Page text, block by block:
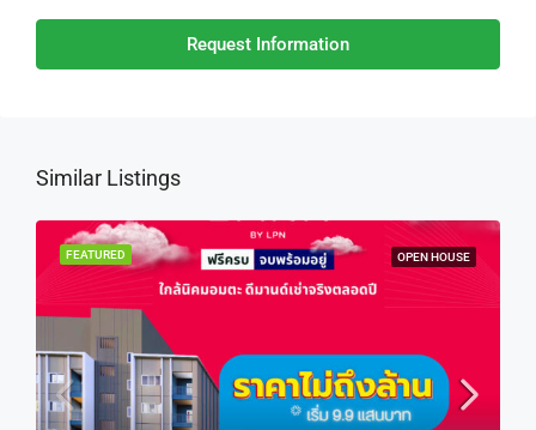
Request Information
Similar Listings
FEATURED OPEN HOUSE